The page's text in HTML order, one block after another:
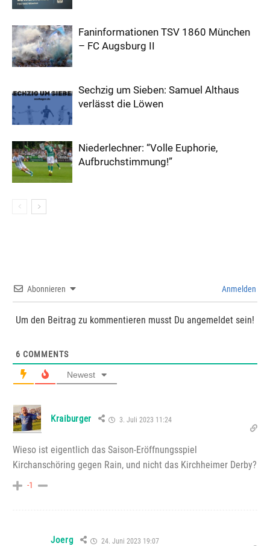
Faninformationen TSV 1860 München
– FC Augsburg II
Sechzig um Sieben: Samuel Althaus
verlässt die Löwen
Niederlechner: “Volle Euphorie,
Aufbruchstimmung!”
Abonnieren Anmelden
Um den Beitrag zu kommentieren musst Du angemeldet sein!
6 COMMENTS
Newest
Kraiburger 3. Juli 2023 11:24
Wieso ist eigentlich das Saison-Eröffnungsspiel
Kirchanschöring gegen Rain, und nicht das Kirchheimer Derby?
-1
Joerg 24. Juni 2023 19:07